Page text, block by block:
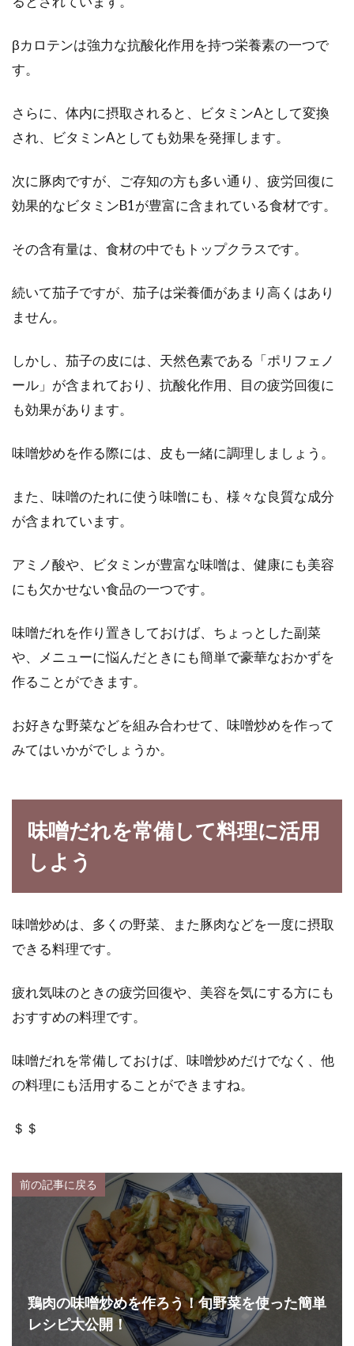
βカロテンは強力な抗酸化作用を持つ栄養素の一つで
す。
さらに、体内に摂取されると、ビタミンAとして変換
され、ビタミンAとしても効果を発揮します。
次に豚肉ですが、ご存知の方も多い通り、疲労回復に
効果的なビタミンB1が豊富に含まれている食材です。
その含有量は、食材の中でもトップクラスです。
続いて茄子ですが、茄子は栄養価があまり高くはあり
ません。
しかし、茄子の皮には、天然色素である「ポリフェノ
ール」が含まれており、抗酸化作用、目の疲労回復に
も効果があります。
味噌炒めを作る際には、皮も一緒に調理しましょう。
また、味噌のたれに使う味噌にも、様々な良質な成分
が含まれています。
アミノ酸や、ビタミンが豊富な味噌は、健康にも美容
にも欠かせない食品の一つです。
味噌だれを作り置きしておけば、ちょっとした副菜
や、メニューに悩んだときにも簡単で豪華なおかずを
作ることができます。
お好きな野菜などを組み合わせて、味噌炒めを作って
みてはいかがでしょうか。
味噌だれを常備して料理に活用
しよう
味噌炒めは、多くの野菜、また豚肉などを一度に摂取
できる料理です。
疲れ気味のときの疲労回復や、美容を気にする方にも
おすすめの料理です。
味噌だれを常備しておけば、味噌炒めだけでなく、他
の料理にも活用することができますね。
＄＄
前の記事に戻る
鶏肉の味噌炒めを作ろう！旬野菜を使った簡単
レシピ大公開！